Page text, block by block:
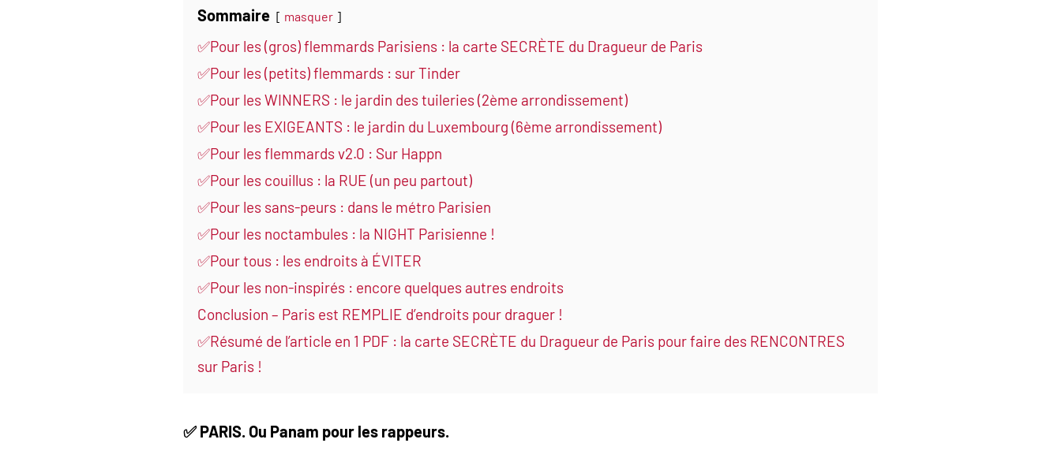
Sommaire masquer
✅Pour les (gros) flemmards Parisiens : la carte SECRÈTE du Dragueur de Paris
✅Pour les (petits) flemmards : sur Tinder
✅Pour les WINNERS : le jardin des tuileries (2ème arrondissement)
✅Pour les EXIGEANTS : le jardin du Luxembourg (6ème arrondissement)
✅Pour les flemmards v2.0 : Sur Happn
✅Pour les couillus : la RUE (un peu partout)
✅Pour les sans-peurs : dans le métro Parisien
✅Pour les noctambules : la NIGHT Parisienne !
✅Pour tous : les endroits à ÉVITER
✅Pour les non-inspirés : encore quelques autres endroits
Conclusion – Paris est REMPLIE d’endroits pour draguer !
✅Résumé de l’article en 1 PDF : la carte SECRÈTE du Dragueur de Paris pour faire des RENCONTRES
sur Paris !
✅ PARIS. Ou Panam pour les rappeurs.